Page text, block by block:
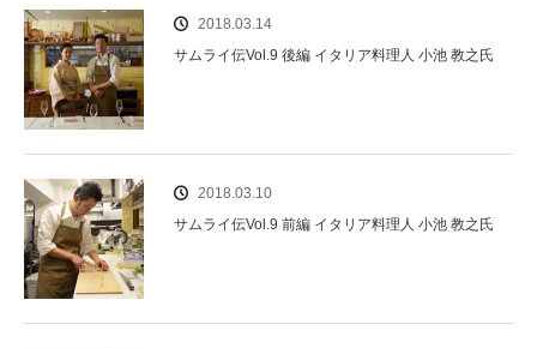
2018.03.14
サムライ伝Vol.9 後編 イタリア料理人 小池 教之氏
2018.03.10
サムライ伝Vol.9 前編 イタリア料理人 小池 教之氏